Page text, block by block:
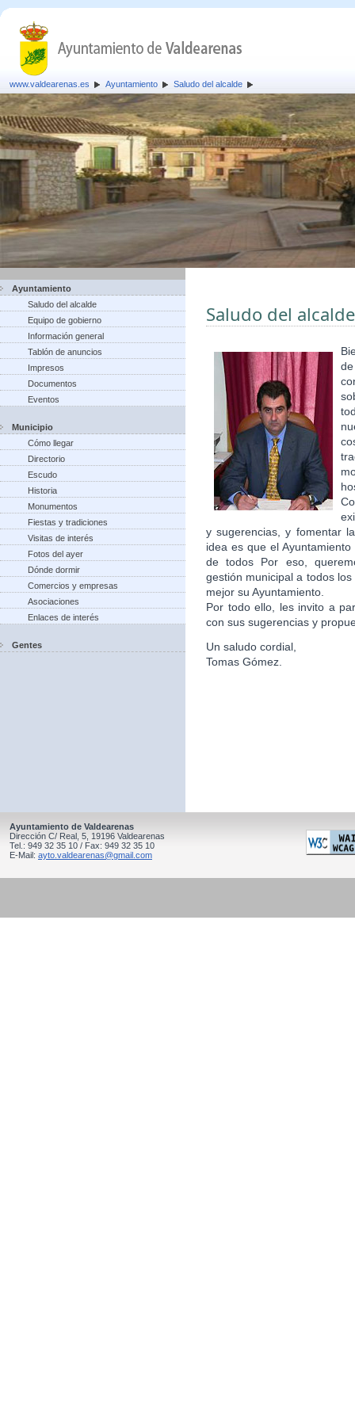
www.valdearenas.es Ayuntamiento Saludo del alcalde
Ayuntamiento
Saludo del alcalde
Equipo de gobierno
Información general
Tablón de anuncios
Impresos
Documentos
Eventos
Municipio
Cómo llegar
Directorio
Escudo
Historia
Monumentos
Fiestas y tradiciones
Visitas de interés
Fotos del ayer
Dónde dormir
Comercios y empresas
Asociaciones
Enlaces de interés
Gentes
Saludo del alcalde
y sugerencias, y fomentar
idea es que el
de todos Por eso,
gestión municipal a todos
mejor su Ayuntamiento.
Por todo ello, les invito a
con sus sugerencias y
Un saludo cordial,
Tomas Gómez.
Ayuntamiento de Valdearenas
Dirección C/ Real, 5, 19196 Valdearenas
Tel.: 949 32 35 10 / Fax: 949 32 35 10
E-Mail: ayto.valdearenas@gmail.com